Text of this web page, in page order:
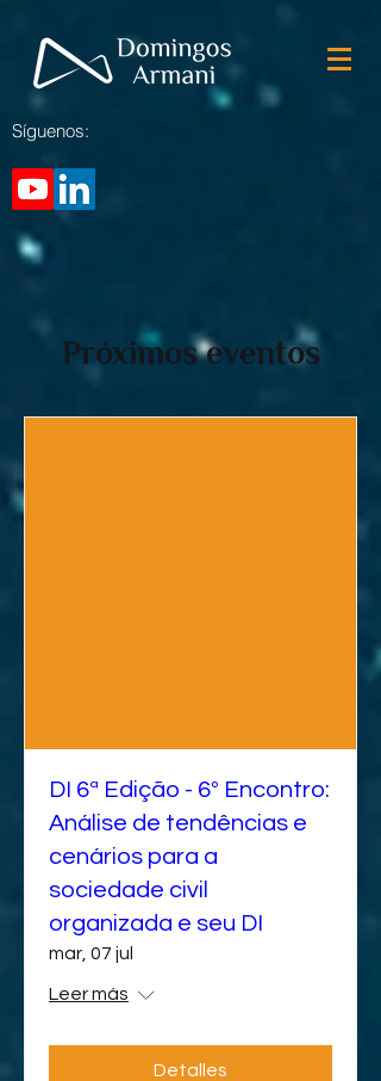
Síguenos:
Próximos eventos
DI 6ª Edição - 6º Encontro:
Análise de tendências e
cenários para a
sociedade civil
organizada e seu DI
mar, 07 jul
Leer más
Detalles